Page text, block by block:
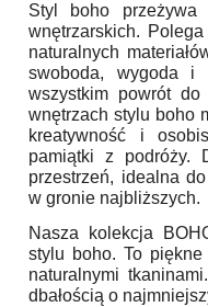
Styl boho przeżywa
wnętrzarskich.
naturalnych
swoboda, wygoda i
wszystkim powrót
wnętrzach stylu boho
kreatywność i
pamiątki z podróży.
przestrzeń, idealna
w gronie najbliższych.
Nasza kolekcja
stylu boho. To piękne
naturalnymi
dbałością o